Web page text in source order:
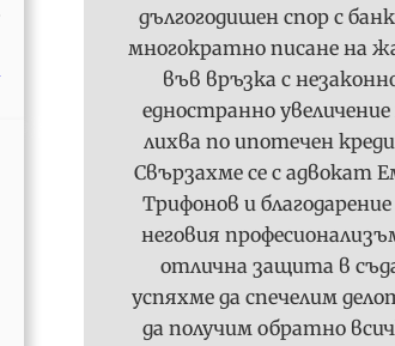
дългогодишен спор с
многократно писане на
във връзка с
едностранно увеличение
лихва по ипотечен
Свързахме се с адвокат
Трифонов и
неговия
отлична защита в
успяхме да спечелим
да получим обратно